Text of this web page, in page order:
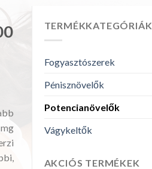
TERMÉKKATEGÓRIÁK
Fogyasztószerek
Pénisznövelők
Potencianövelők
Vágykeltők
AKCIÓS TERMÉKEK